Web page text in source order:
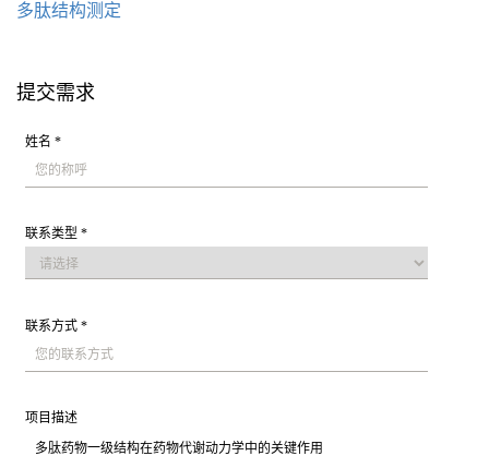
多肽结构测定
提交需求
姓名 *
联系类型 *
联系方式 *
项目描述